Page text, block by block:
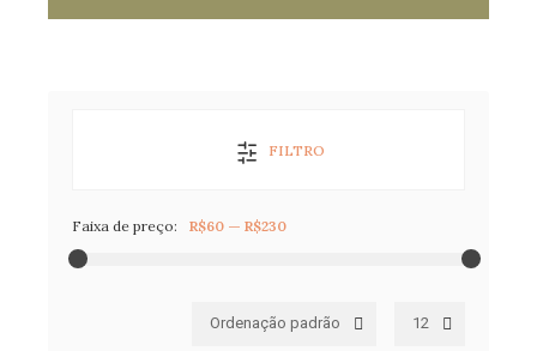
FILTRO
Faixa de preço: R$60 — R$230
12
Ordenação padrão